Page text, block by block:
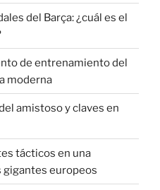
del Barça: ¿cuál es el
de entrenamiento del
moderna
amistoso y claves en
tácticos en una
europeos